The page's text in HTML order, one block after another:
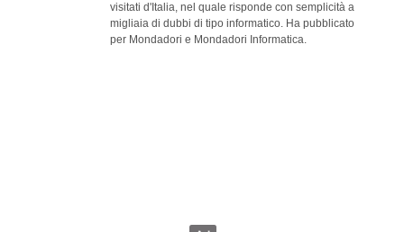
visitati d'Italia, nel quale risponde con semplicità a
migliaia di dubbi di tipo informatico. Ha pubblicato
per Mondadori e Mondadori Informatica.